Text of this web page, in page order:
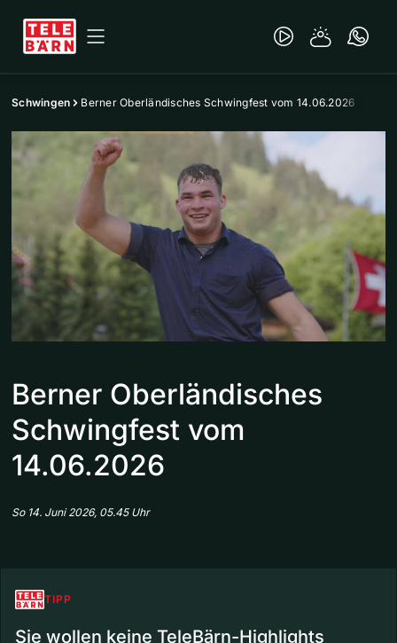
Schwingen Berner Oberländisches Schwingfest vom 14.06.2026
Berner Oberländisches
Schwingfest vom
14.06.2026
So 14. Juni 2026, 05.45 Uhr
TIPP
Sie wollen keine TeleBärn-Highlights